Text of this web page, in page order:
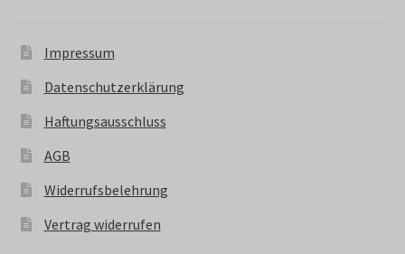
Impressum
Datenschutzerklärung
Haftungsausschluss
AGB
Widerrufsbelehrung
Vertrag widerrufen